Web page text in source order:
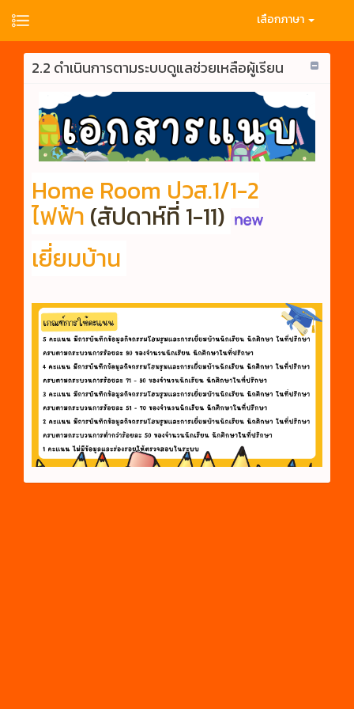
เลือกภาษา
2.2 ดำเนินการตามระบบดูแลช่วยเหลือผู้เรียน
Home Room ปวส.1/1-2
ไฟฟ้า (สัปดาห์ที่ 1-11)
เยี่ยมบ้าน